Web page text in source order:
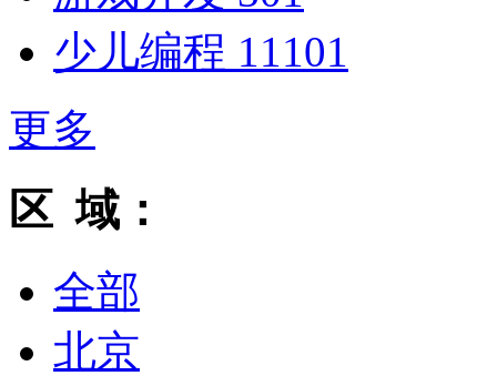
少儿编程 11101
更多
区 域：
全部
北京